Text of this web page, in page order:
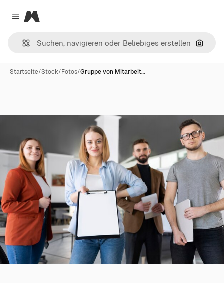
Close menu
Magnific
Nach
Startseite/Stock/Fotos/Gruppe von Mitarbeit…